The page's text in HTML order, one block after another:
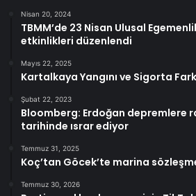
Nisan 20, 2024
TBMM’de 23 Nisan Ulusal
etkinlikleri düzenlendi
Mayıs 22, 2025
Kartalkaya Yangını ve Sigorta
Şubat 22, 2023
Bloomberg: Erdoğan depremlere
tarihinde ısrar ediyor
Temmuz 31, 2025
Koç’tan Göcek’te marina
Temmuz 30, 2026